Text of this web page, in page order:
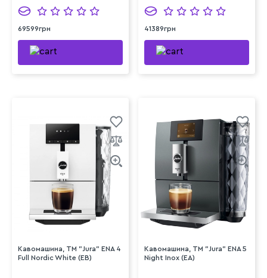
69599грн 41389грн
Кавомашина, TM "Jura" ENA 4
Full Nordic White (EB)
Кавомашина, TM "Jura" ENA 5
Night Inox (EA)